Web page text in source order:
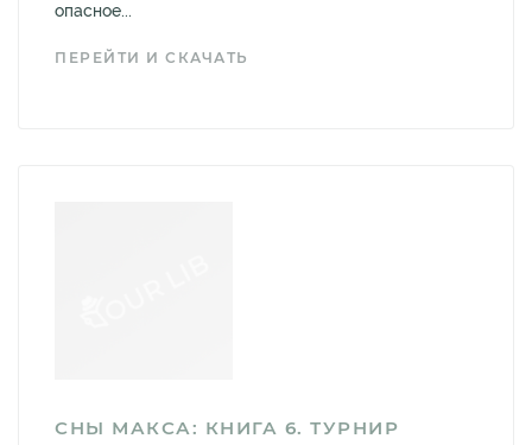
опасное...
ПЕРЕЙТИ И СКАЧАТЬ
СНЫ МАКСА: КНИГА 6. ТУРНИР